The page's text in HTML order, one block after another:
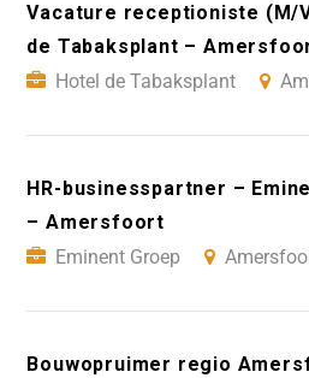
Vacature receptioniste (M/
de Tabaksplant –
Hotel de Tabaksplant
HR-businesspartner –
– Amersfoort
Eminent Groep
Bouwopruimer regio